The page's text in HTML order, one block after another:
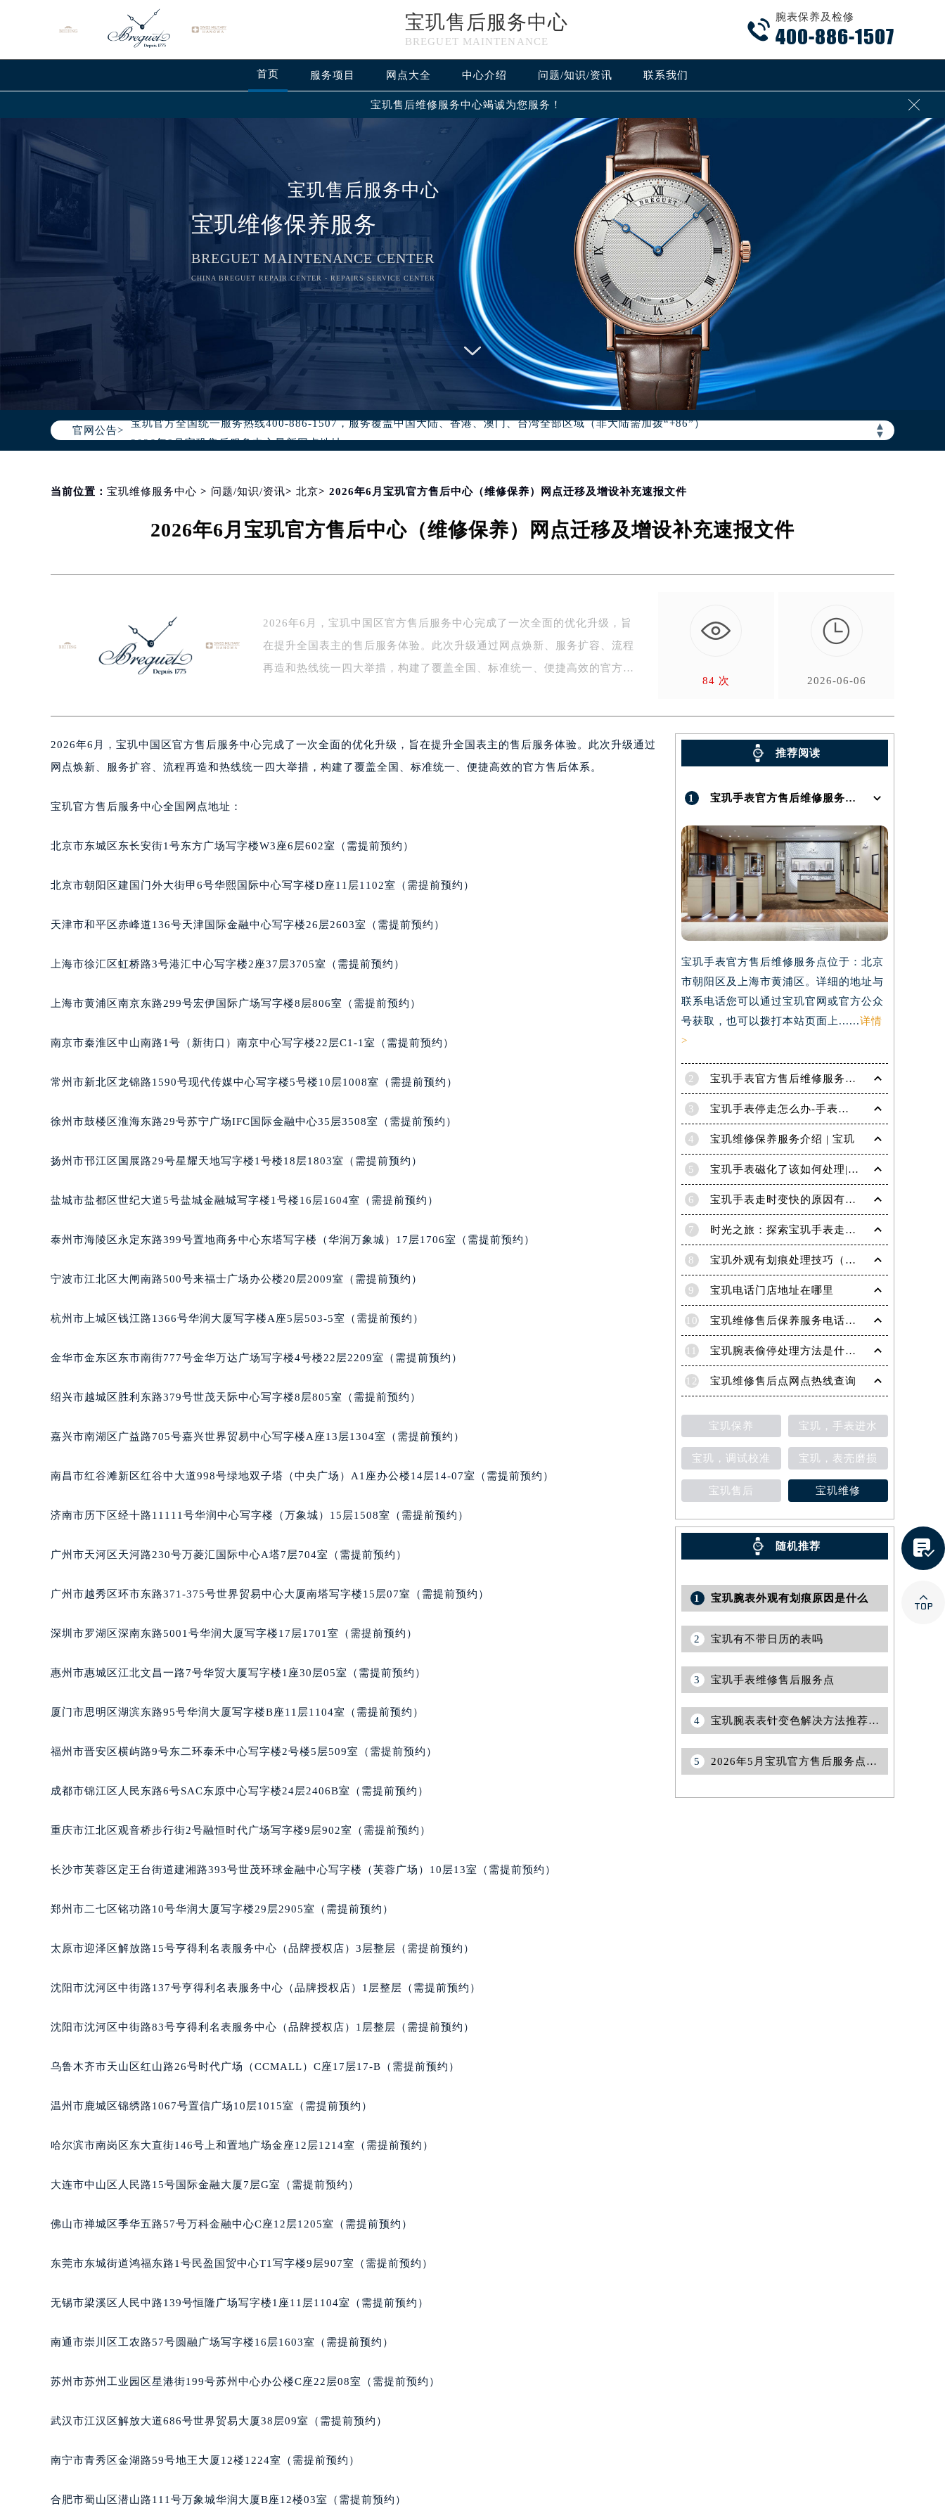
宝玑售后服务中心
BREGUET MAINTENANCE

腕表保养及检修
400-886-1507
首页 服务项目 网点大全 中心介绍 问题/知识/资讯 联系我们
宝玑售后维修服务中心竭诚为您服务！ 
宝玑售后服务中心
宝玑维修保养服务
BREGUET MAINTENANCE CENTER
CHINA BREGUET REPAIR CENTER - REPAIRS SERVICE CENTER
官网公告> ▲
▼
2026年8月宝玑中国区售后服务网络优化升级公告
2026年8月宝玑全国官方售后客户服务热线：400-886-1507
宝玑官方全国统一服务热线400-886-1507，服务覆盖中国大陆、香港、澳门、台湾全部区域（非大陆需加拨“+86”）
2026年8月宝玑售后服务中心最新网点地址：
北京市朝阳区建国门外大街甲6号华熙国际中心写字楼D座11层1102室（北京总部）（需提前预约）
天津市和平区赤峰道136号天津国际金融中心写字楼26层2603室（需提前预约）
上海市黄浦区南京东路299号宏伊国际广场写字楼8层806室（需提前预约）
盐城市盐都区世纪大道5号盐城金融城写字楼1号楼16层1604室（需提前预约）
泰州市海陵区永定东路399号置地商务中心东塔写字楼（华润万象城）17层1706室（需提前预约）
宁波市江北区大闸南路500号来福士广场办公楼20层2009室（需提前预约）
嘉兴市南湖区广益路705号嘉兴世界贸易中心写字楼A座13层1304室（需提前预约）
南昌市红谷滩新区红谷中大道998号绿地双子塔（中央广场）A1座办公楼14层07室（需提前预约）
广州市天河区天河路230号万菱汇国际中心写字楼A塔7层704室（需提前预约）
深圳市罗湖区深南东路5001号华润大厦写字楼17层1701室（需提前预约）
厦门市思明区湖滨东路95号华润大厦写字楼B座11层1104室（需提前预约）
成都市锦江区人民东路6号SAC东原中心写字楼24层2406B室（需提前预约）
长沙市芙蓉区定王台街道建湘路393号世茂环球金融中心写字楼（芙蓉广场）10层13室（需提前预约）
太原市迎泽区解放路15号亨得利名表服务中心（品牌授权店）3层整层（需提前预约）
沈阳市沈河区中街路83号亨得利名表服务中心（品牌授权店）1层整层（需提前预约）
温州市鹿城区锦绣路1067号置信广场10层1015室（需提前预约）
大连市中山区人民路15号国际金融大厦7层G室（需提前预约）
东莞市东城街道鸿福东路1号民盈国贸中心T1写字楼9层907室（需提前预约）
南通市崇川区工农路57号圆融广场写字楼16层1603室（需提前预约）
武汉市江汉区解放大道686号世界贸易大厦38层09室（需提前预约）
合肥市蜀山区潜山路111号万象城华润大厦B座12楼03室（需提前预约）
青岛市南区山东路6号华润大厦B座22层04室（需提前预约）
长春市朝阳区西安大路727号中银大厦A座(旺进大厦)18层09室（需提前预约）
昆明市盘龙区北京路928号同德昆明广场写字楼10层06室（需提前预约）
西安市碑林区南关正街88号华侨城长安国际中心E座6楼10室（需提前预约）
唐山市路南区新华东道100号万达广场写字楼A座10层1002室（需提前预约）
内蒙古自治区呼和浩特市玉泉区大学西街70号华润万象城写字楼（鄂尔多斯大厦）23层2326室（需提前预约）
重庆市解放碑渝中区民权路28号英利国际金融中心写字楼20层01室（需提前预约）
黑龙江省鹤岗市向阳区红军路宝玑售后服务中心（需提前预约）
黑龙江省鸡西市鸡冠区红军路宝玑售后服务中心（需提前预约）
黑龙江省牡丹江市东安区太平路宝玑售后服务中心（需提前预约）
黑龙江省齐齐哈尔市龙沙区龙华路宝玑售后服务中心（需提前预约）
黑龙江省绥化市北林区新华街与康庄路交叉口宝玑售后服务中心（需提前预约）
吉林省白城市洮北区明仁南街宝玑售后服务中心（需提前预约）
吉林省吉林市船营区河南街宝玑售后服务中心（需提前预约）
吉林省梅河口市新华街道梅河大街宝玑售后服务中心（需提前预约）
吉林省松原市宁江区五环大街宝玑售后服务中心（需提前预约）
吉林省延边市延吉市解放路宝玑售后服务中心（需提前预约）
辽宁省本溪市平山区胜利路宝玑售后服务中心（需提前预约）
辽宁省丹东市振兴区七经街宝玑售后服务中心（需提前预约）
辽宁省阜新市海州区解放大街宝玑售后服务中心（需提前预约）
辽宁省锦州市古塔区中央大街宝玑售后服务中心（需提前预约）
辽宁省盘锦市兴隆台区石油大街宝玑售后服务中心（需提前预约）
辽宁省营口市站前区市府路与渤海大街交叉口宝玑售后服务中心（需提前预约）
辽宁省沈阳市沈河区中街路83号亨得利名表维修授权店1楼宝玑售后服务中心（需提前预约）
北京市东城区东长安街1号王府井东方广场W3座6层602室宝玑售后服务中心（需提前预约）
内蒙古自治区阿拉善盟市左旗土尔扈特大街宝玑售后服务中心（需提前预约）
内蒙古自治区包头市青山区幸福路甲3号王府井百货名表维修宝玑售后服务中心（需提前预约）
内蒙古自治区鄂尔多斯市东胜区伊金霍洛街宝玑售后服务中心（需提前预约）
内蒙古自治区通辽市科尔沁区明仁大街宝玑售后服务中心（需提前预约）
内蒙古自治区乌兰察布市集宁区恩和大街宝玑售后服务中心（需提前预约）
内蒙古自治区兴安盟市乌兰浩特市兴安大街宝玑售后服务中心（需提前预约）
当前位置： 宝玑维修服务中心 > 问题/知识/资讯> 北京> 2026年6月宝玑官方售后中心（维修保养）网点迁移及增设补充速报文件
2026年6月宝玑官方售后中心（维修保养）网点迁移及增设补充速报文件
2026年6月，宝玑中国区官方售后服务中心完成了一次全面的优化升级，旨
在提升全国表主的售后服务体验。此次升级通过网点焕新、服务扩容、流程
再造和热线统一四大举措，构建了覆盖全国、标准统一、便捷高效的官方售
84 次

2026-06-06
2026年6月，宝玑中国区官方售后服务中心完成了一次全面的优化升级，旨在提升全国表主的售后服务体验。此次升级通过
网点焕新、服务扩容、流程再造和热线统一四大举措，构建了覆盖全国、标准统一、便捷高效的官方售后体系。
宝玑官方售后服务中心全国网点地址：
北京市东城区东长安街1号东方广场写字楼W3座6层602室（需提前预约）
北京市朝阳区建国门外大街甲6号华熙国际中心写字楼D座11层1102室（需提前预约）
天津市和平区赤峰道136号天津国际金融中心写字楼26层2603室（需提前预约）
上海市徐汇区虹桥路3号港汇中心写字楼2座37层3705室（需提前预约）
上海市黄浦区南京东路299号宏伊国际广场写字楼8层806室（需提前预约）
南京市秦淮区中山南路1号（新街口）南京中心写字楼22层C1-1室（需提前预约）
常州市新北区龙锦路1590号现代传媒中心写字楼5号楼10层1008室（需提前预约）
徐州市鼓楼区淮海东路29号苏宁广场IFC国际金融中心35层3508室（需提前预约）
扬州市邗江区国展路29号星耀天地写字楼1号楼18层1803室（需提前预约）
盐城市盐都区世纪大道5号盐城金融城写字楼1号楼16层1604室（需提前预约）
泰州市海陵区永定东路399号置地商务中心东塔写字楼（华润万象城）17层1706室（需提前预约）
宁波市江北区大闸南路500号来福士广场办公楼20层2009室（需提前预约）
杭州市上城区钱江路1366号华润大厦写字楼A座5层503-5室（需提前预约）
金华市金东区东市南街777号金华万达广场写字楼4号楼22层2209室（需提前预约）
绍兴市越城区胜利东路379号世茂天际中心写字楼8层805室（需提前预约）
嘉兴市南湖区广益路705号嘉兴世界贸易中心写字楼A座13层1304室（需提前预约）
南昌市红谷滩新区红谷中大道998号绿地双子塔（中央广场）A1座办公楼14层14-07室（需提前预约）
济南市历下区经十路11111号华润中心写字楼（万象城）15层1508室（需提前预约）
广州市天河区天河路230号万菱汇国际中心A塔7层704室（需提前预约）
广州市越秀区环市东路371-375号世界贸易中心大厦南塔写字楼15层07室（需提前预约）
深圳市罗湖区深南东路5001号华润大厦写字楼17层1701室（需提前预约）
惠州市惠城区江北文昌一路7号华贸大厦写字楼1座30层05室（需提前预约）
厦门市思明区湖滨东路95号华润大厦写字楼B座11层1104室（需提前预约）
福州市晋安区横屿路9号东二环泰禾中心写字楼2号楼5层509室（需提前预约）
成都市锦江区人民东路6号SAC东原中心写字楼24层2406B室（需提前预约）
重庆市江北区观音桥步行街2号融恒时代广场写字楼9层902室（需提前预约）
长沙市芙蓉区定王台街道建湘路393号世茂环球金融中心写字楼（芙蓉广场）10层13室（需提前预约）
郑州市二七区铭功路10号华润大厦写字楼29层2905室（需提前预约）
太原市迎泽区解放路15号亨得利名表服务中心（品牌授权店）3层整层（需提前预约）
沈阳市沈河区中街路137号亨得利名表服务中心（品牌授权店）1层整层（需提前预约）
沈阳市沈河区中街路83号亨得利名表服务中心（品牌授权店）1层整层（需提前预约）
乌鲁木齐市天山区红山路26号时代广场（CCMALL）C座17层17-B（需提前预约）
温州市鹿城区锦绣路1067号置信广场10层1015室（需提前预约）
哈尔滨市南岗区东大直街146号上和置地广场金座12层1214室（需提前预约）
大连市中山区人民路15号国际金融大厦7层G室（需提前预约）
佛山市禅城区季华五路57号万科金融中心C座12层1205室（需提前预约）
东莞市东城街道鸿福东路1号民盈国贸中心T1写字楼9层907室（需提前预约）
无锡市梁溪区人民中路139号恒隆广场写字楼1座11层1104室（需提前预约）
南通市崇川区工农路57号圆融广场写字楼16层1603室（需提前预约）
苏州市苏州工业园区星港街199号苏州中心办公楼C座22层08室（需提前预约）
武汉市江汉区解放大道686号世界贸易大厦38层09室（需提前预约）
南宁市青秀区金湖路59号地王大厦12楼1224室（需提前预约）
合肥市蜀山区潜山路111号万象城华润大厦B座12楼03室（需提前预约）
推荐阅读
1 宝玑手表官方售后维修服务点地址在哪呢？
宝玑手表官方售后维修服务点位于：北京
市朝阳区及上海市黄浦区。详细的地址与
联系电话您可以通过宝玑官网或官方公众
号获取，也可以拨打本站页面上......详情
>
2 宝玑手表官方售后维修服务点电话是多少？
3 宝玑手表停走怎么办-手表停走的解决方法
4 宝玑维修保养服务介绍 | 宝玑
5 宝玑手表磁化了该如何处理|宝玑技师为您讲解
6 宝玑手表走时变快的原因有哪些？
7 时光之旅：探索宝玑手表走时的秘密
8 宝玑外观有划痕处理技巧（轻松修复爱表的实用方法）
9 宝玑电话门店地址在哪里
10 宝玑维修售后保养服务电话是多少
11 宝玑腕表偷停处理方法是什么（专业维修指南与常见故障排查）
12 宝玑维修售后点网点热线查询
宝玑保养 宝玑，手表进水
宝玑，调试校准 宝玑，表壳磨损
宝玑售后 宝玑维修
随机推荐
1 宝玑腕表外观有划痕原因是什么
2 宝玑有不带日历的表吗
3 宝玑手表维修售后服务点
4 宝玑腕表表针变色解决方法推荐（保养与修复技巧详解）
5 2026年5月宝玑官方售后服务点新址及新增网点最终公示

